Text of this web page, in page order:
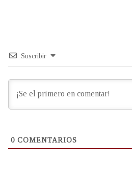
Suscribir
0 COMENTARIOS